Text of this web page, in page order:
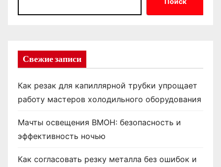
Свежие записи
Как резак для капиллярной трубки упрощает
работу мастеров холодильного оборудования
Мачты освещения ВМОН: безопасность и
эффективность ночью
Как согласовать резку металла без ошибок и